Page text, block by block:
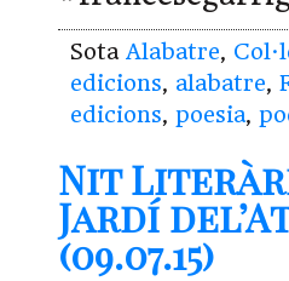
Sota Alabatre,
edicions, alabatre,
edicions, poesia,
Nit
Jardí
(09.07.15)